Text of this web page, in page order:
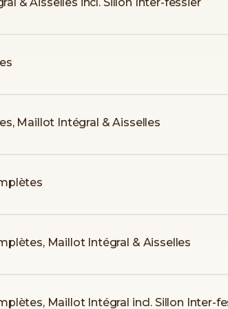
Maillot Intégral & Aisselles
Maillot Intégral & Aisselles
Maillot Intégral incl. Sillon Inter-